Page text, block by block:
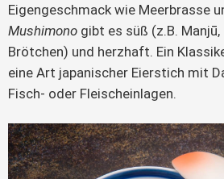
Eigengeschmack wie Meerbrasse
Mushimono gibt es süß (z.B.
Brötchen) und herzhaft. Ein
eine Art japanischer Eierstich mit
Fisch- oder Fleischeinlagen.